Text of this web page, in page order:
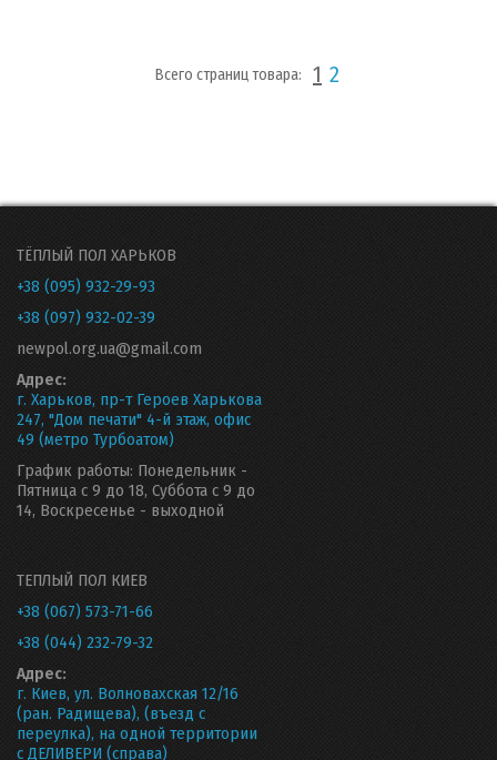
Всего страниц товара: 1 2
ТЁПЛЫЙ ПОЛ ХАРЬКОВ
+38 (095) 932-29-93
+38 (097) 932-02-39
newpol.org.ua@gmail.com
Адрес:
г. Харьков, пр-т Героев Харькова
247, "Дом печати" 4-й этаж, офис
49 (метро Турбоатом)
График работы: Понедельник -
Пятница с 9 до 18, Суббота с 9 до
14, Воскресенье - выходной
ТЕПЛЫЙ ПОЛ КИЕВ
+38 (067) 573-71-66
+38 (044) 232-79-32
Адрес:
г. Киев, ул. Волновахская 12/16
(ран. Радищева), (въезд с
переулка), на одной территории
с ДЕЛИВЕРИ (справа)